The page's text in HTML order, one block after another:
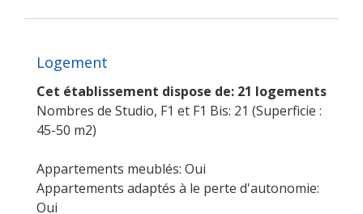
Logement
Cet établissement dispose de: 21 logements
Nombres de Studio, F1 et F1 Bis: 21 (Superficie :
45-50 m2)
Appartements meublés: Oui
Appartements adaptés à le perte d'autonomie:
Oui